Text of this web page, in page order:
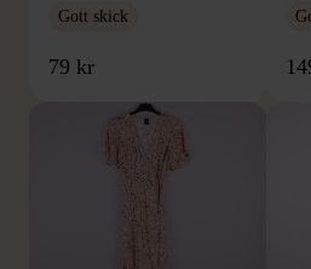
Gott skick
79 kr